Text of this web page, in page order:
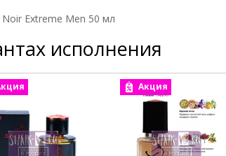
Extreme Men 50 мл
исполнения
Акция